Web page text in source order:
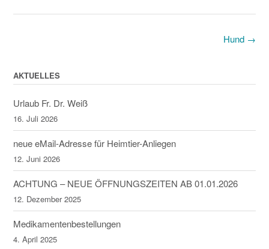
Hund →
AKTUELLES
Urlaub Fr. Dr. Weiß
16. Juli 2026
neue eMail-Adresse für Heimtier-Anliegen
12. Juni 2026
ACHTUNG – NEUE ÖFFNUNGSZEITEN AB 01.01.2026
12. Dezember 2025
Medikamentenbestellungen
4. April 2025